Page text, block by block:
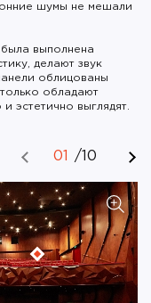
шумы не мешали
выполнена
делают звук
облицованы
обладают
эстетично выглядят.
01 / 10